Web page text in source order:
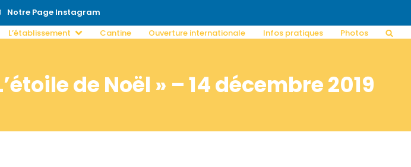
Notre Page Instagram
L’établissement Cantine Ouverture internationale Infos pratiques Photos
de Noël » – 14 décembre 2019